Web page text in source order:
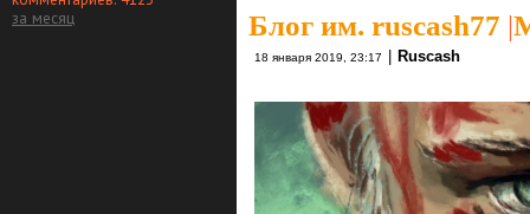
за месяц
Блог им. ruscash77 |
18 января 2019, 23:17 Ruscash